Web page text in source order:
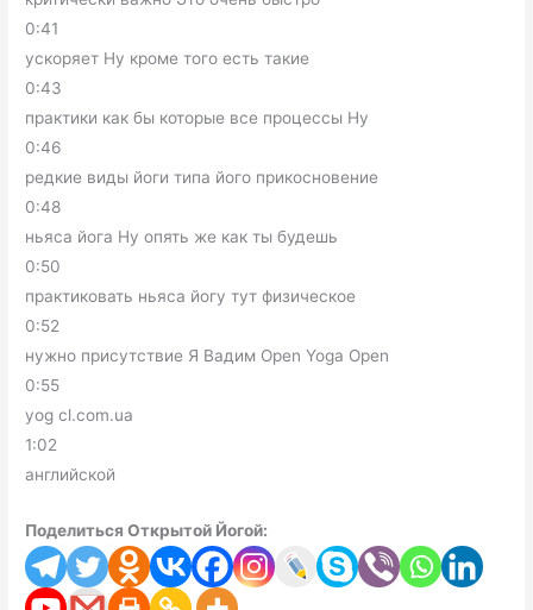
0:41
ускоряет Ну кроме того есть такие
0:43
практики как бы которые все процессы Ну
0:46
редкие виды йоги типа його прикосновение
0:48
ньяса йога Ну опять же как ты будешь
0:50
практиковать ньяса йогу тут физическое
0:52
нужно присутствие Я Вадим Open Yoga Open
0:55
yog cl.com.ua
1:02
английской
Поделиться Открытой Йогой: